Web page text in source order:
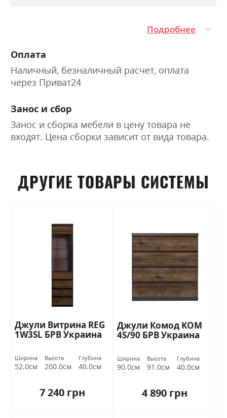
Подробнее
Оплата
Наличный, безналичный расчет, оплата
через Приват24
Занос и сбор
Занос и сборка мебели в цену товара не
входят. Цена сборки зависит от вида товара.
ДРУГИЕ ТОВАРЫ СИСТЕМЫ
Джули Витрина REG
1W3SL БРВ Украина
Ширина
52.0см
Высота
200.0см
Глубина
40.0см
7 240 грн
Джули Комод KOM
4S/90 БРВ Украина
Ширина
90.0см
Высота
91.0см
Глубина
40.0см
4 890 грн